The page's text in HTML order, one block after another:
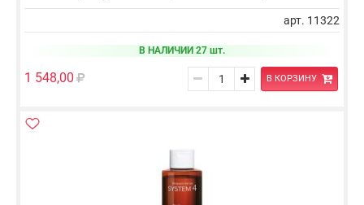
арт. 11322
В НАЛИЧИИ 27 шт.
1 548,00 В КОРЗИНУ